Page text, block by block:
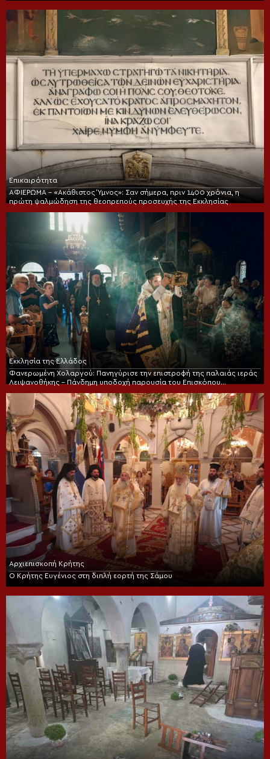
Επικαιρότητα
ΑΦΙΕΡΩΜΑ – «Ακάθιστος Ύμνος»: Σαν σήμερα, πριν 1400 χρόνια, η
πρώτη ψαλμώδηση της θεοπρεπούς προσευχής της Εκκλησίας
Εκκλησία της Ελλάδος
Φανερωμένη Χολαργού: Πανηγύρισε την επιστροφή της παλαιάς ιεράς
Λειψανοθήκης – Πάνδημη υποδοχή παρουσία του Επισκόπου
Αρχιεπισκοπή Κρήτης
Ο Κρήτης Ευγένιος στη διπλή εορτή της Σάμου